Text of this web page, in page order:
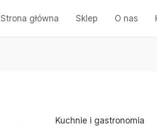
Strona główna Sklep O nas
Kuchnie i gastronomia
ilość